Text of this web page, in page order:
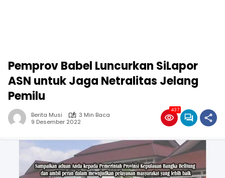
Pemprov Babel Luncurkan SiLapor
ASN untuk Jaga Netralitas Jelang
Pemilu
Berita Musi
3 Min Baca
9 Desember 2022
437